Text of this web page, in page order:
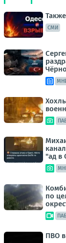
СМИ
"ад в
по
ПВО